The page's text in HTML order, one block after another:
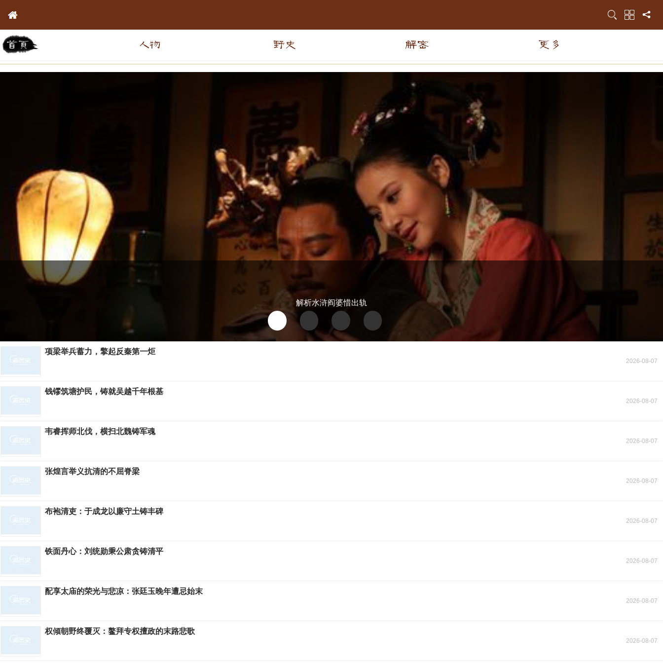
解析水浒阎婆惜出轨
项梁举兵蓄力，擎起反秦第一炬
2026-08-07
钱镠筑塘护民，铸就吴越千年根基
2026-08-07
韦睿挥师北伐，横扫北魏铸军魂
2026-08-07
张煌言举义抗清的不屈脊梁
2026-08-07
布袍清吏：于成龙以廉守土铸丰碑
2026-08-07
铁面丹心：刘统勋秉公肃贪铸清平
2026-08-07
配享太庙的荣光与悲凉：张廷玉晚年遭忌始末
2026-08-07
权倾朝野终覆灭：鳌拜专权擅政的末路悲歌
2026-08-07